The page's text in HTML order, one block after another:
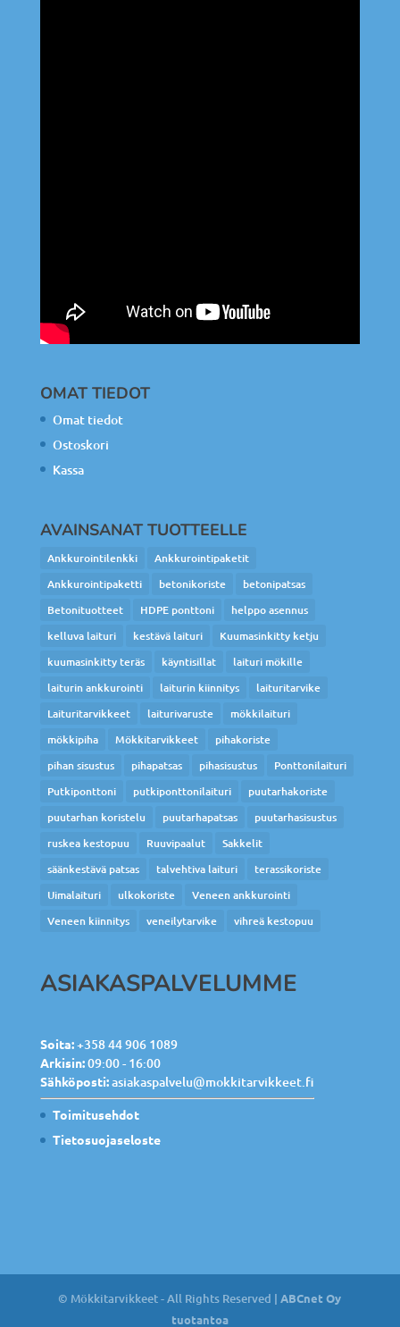
OMAT TIEDOT
Omat tiedot
Ostoskori
Kassa
AVAINSANAT TUOTTEELLE
Ankkurointilenkki
Ankkurointipaketit
Ankkurointipaketti
betonikoriste
betonipatsas
Betonituotteet
HDPE ponttoni
helppo asennus
kelluva laituri
kestävä laituri
Kuumasinkitty ketju
kuumasinkitty teräs
käyntisillat
laituri mökille
laiturin ankkurointi
laiturin kiinnitys
laituritarvike
Laituritarvikkeet
laiturivaruste
mökkilaituri
mökkipiha
Mökkitarvikkeet
pihakoriste
pihan sisustus
pihapatsas pihasisustus
Ponttonilaituri
Putkiponttoni
putkiponttonilaituri
puutarhakoriste
puutarhan koristelu
puutarhapatsas
puutarhasisustus
ruskea kestopuu
Ruuvipaalut
Sakkelit
säänkestävä patsas
talvehtiva laituri
terassikoriste
Uimalaituri
ulkokoriste
Veneen ankkurointi
Veneen kiinnitys
veneilytarvike vihreä kestopuu
ASIAKASPALVELUMME
Soita:+358 44 906 1089
Arkisin:09:00 - 16:00
Sähköposti:asiakaspalvelu@mokkitarvikkeet.fi
Toimitusehdot
Tietosuojaseloste
© Mökkitarvikkeet - All Rights Reserved |ABCnet Oy
tuotantoa